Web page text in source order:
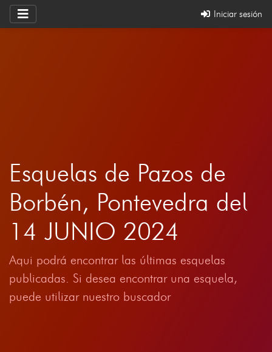
Iniciar sesión
Esquelas de Pazos de
Borbén, Pontevedra del
14 JUNIO 2024
Aqui podrá encontrar las últimas esquelas
publicadas. Si desea encontrar una esquela,
puede utilizar nuestro buscador